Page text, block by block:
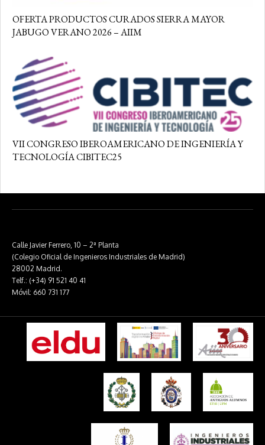
OFERTA PRODUCTOS CURADOS SIERRA MAYOR
JABUGO VERANO 2026 – AIIM
VII CONGRESO IBEROAMERICANO DE INGENIERÍA Y
TECNOLOGÍA CIBITEC25
Calle Javier Ferrero, 10 – 2ª Planta
(Colegio Oficial de Ingenieros Industriales de Madrid)
28002 Madrid.
Telf.: (+34) 91 521 40 41
Móvil: 660 731 177